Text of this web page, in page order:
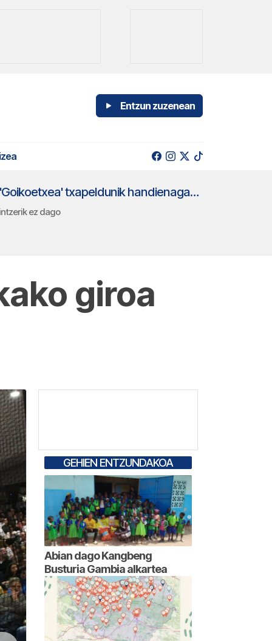
Entzun zuzenean
Erkiagak eta Lopezek buruz buruko finala jokatuko dabe Berriatuan. Iñaki Osa 'Goikoetxea' txapeldunik handienagaz egin dogu berba
ez dago
giroa
GEHIEN ENTZUNDAKOA
Abian dago Kangbeng
Busturia Gambia alkartea